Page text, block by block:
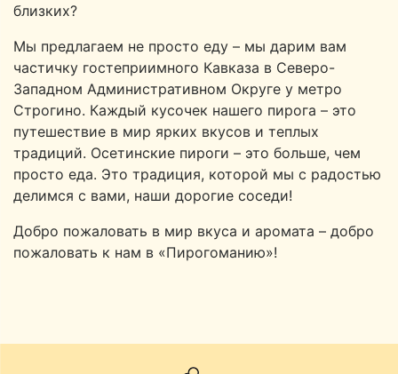
близких?
Мы предлагаем не просто еду – мы дарим вам
частичку гостеприимного Кавказа в Северо-
Западном Административном Округе у метро
Строгино. Каждый кусочек нашего пирога – это
путешествие в мир ярких вкусов и теплых
традиций. Осетинские пироги – это больше, чем
просто еда. Это традиция, которой мы с радостью
делимся с вами, наши дорогие соседи!
Добро пожаловать в мир вкуса и аромата – добро
пожаловать к нам в «Пирогоманию»!